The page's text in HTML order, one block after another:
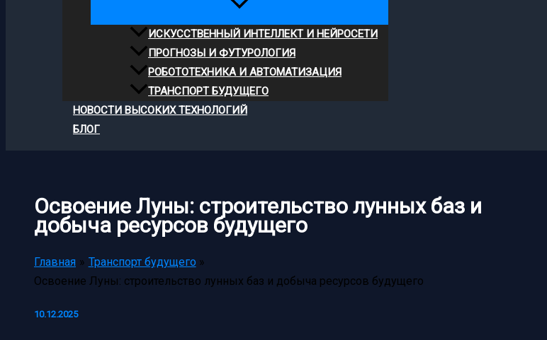
ИСКУССТВЕННЫЙ ИНТЕЛЛЕКТ И НЕЙРОСЕТИ
ПРОГНОЗЫ И ФУТУРОЛОГИЯ
РОБОТОТЕХНИКА И АВТОМАТИЗАЦИЯ
ТРАНСПОРТ БУДУЩЕГО
НОВОСТИ ВЫСОКИХ ТЕХНОЛОГИЙ
БЛОГ
Освоение Луны: строительство лунных баз и
добыча ресурсов будущего
Главная
Транспорт будущего
Освоение Луны: строительство лунных баз и добыча ресурсов будущего
10.12.2025